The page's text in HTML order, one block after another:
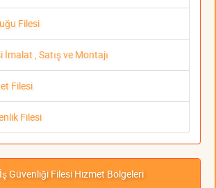
Filesi
İmalat , Satış ve Montajı
Filesi
Filesi
Güvenliği Filesi Hizmet Bölgeleri